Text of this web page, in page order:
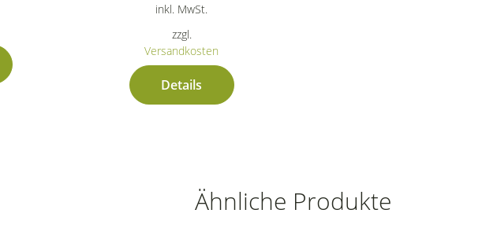
inkl. MwSt.
zzgl.
Versandkosten
Details
Ähnliche Produkte